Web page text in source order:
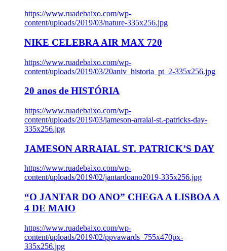
https://www.ruadebaixo.com/wp-
content/uploads/2019/03/nature-335x256.jpg
NIKE CELEBRA AIR MAX 720
https://www.ruadebaixo.com/wp-
content/uploads/2019/03/20aniv_historia_pt_2-335x256.jpg
20 anos de HISTÓRIA
https://www.ruadebaixo.com/wp-
content/uploads/2019/03/jameson-arraial-st.-patricks-day-
335x256.jpg
JAMESON ARRAIAL ST. PATRICK’S DAY
https://www.ruadebaixo.com/wp-
content/uploads/2019/02/jantardoano2019-335x256.jpg
“O JANTAR DO ANO” CHEGA A LISBOA A
4 DE MAIO
https://www.ruadebaixo.com/wp-
content/uploads/2019/02/ppvawards_755x470px-
335x256.jpg